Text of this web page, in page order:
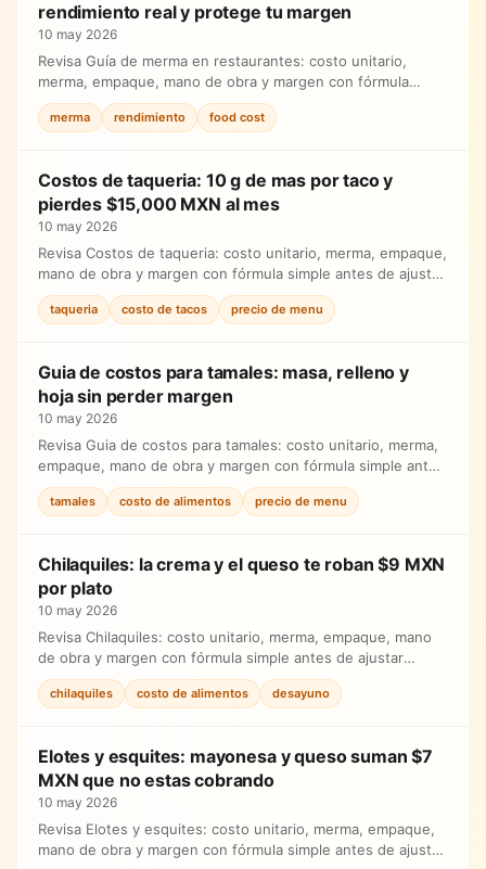
rendimiento real y protege tu margen
10 may 2026
Revisa Guía de merma en restaurantes: costo unitario,
merma, empaque, mano de obra y margen con fórmula
simple antes de ajustar precios.
merma rendimiento food cost
Costos de taqueria: 10 g de mas por taco y
pierdes $15,000 MXN al mes
10 may 2026
Revisa Costos de taqueria: costo unitario, merma, empaque,
mano de obra y margen con fórmula simple antes de ajustar
precios.
taqueria costo de tacos precio de menu
Guia de costos para tamales: masa, relleno y
hoja sin perder margen
10 may 2026
Revisa Guia de costos para tamales: costo unitario, merma,
empaque, mano de obra y margen con fórmula simple antes
de ajustar precios.
tamales costo de alimentos precio de menu
Chilaquiles: la crema y el queso te roban $9 MXN
por plato
10 may 2026
Revisa Chilaquiles: costo unitario, merma, empaque, mano
de obra y margen con fórmula simple antes de ajustar
precios.
chilaquiles costo de alimentos desayuno
Elotes y esquites: mayonesa y queso suman $7
MXN que no estas cobrando
10 may 2026
Revisa Elotes y esquites: costo unitario, merma, empaque,
mano de obra y margen con fórmula simple antes de ajustar